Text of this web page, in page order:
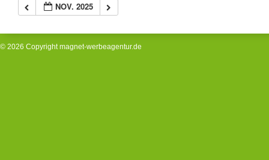
NOV. 2025
© 2026 Copyrightmagnet-werbeagentur.de